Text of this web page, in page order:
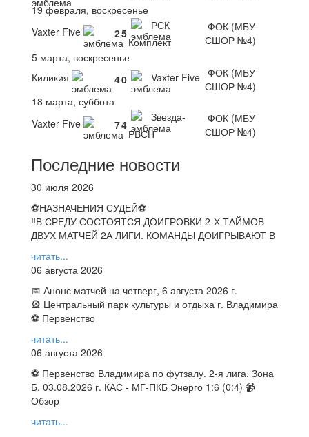
19 февраля, воскресенье
Vaxter Five
25
РСК
Комплект
ФОК (МБУ
СШОР №4)
5 марта, воскресенье
Киликия
40 Vaxter Five ФОК (МБУ
СШОР №4)
18 марта, суббота
Vaxter Five
74
Звезда-
РВСН
ФОК (МБУ
СШОР №4)
Последние новости
30 июля 2026
⚽НАЗНАЧЕНИЯ СУДЕЙ⚽
‼В СРЕДУ СОСТОЯТСЯ ДОИГРОВКИ 2-Х ТАЙМОВ
ДВУХ МАТЧЕЙ 2А ЛИГИ. КОМАНДЫ ДОИГРЫВАЮТ В
читать...
06 августа 2026
📅 Анонс матчей на четверг, 6 августа 2026 г.
🎡 Центральный парк культуры и отдыха г. Владимира
⚽ Первенство
читать...
06 августа 2026
⚽ Первенство Владимира по футзалу. 2-я лига. Зона
Б. 03.08.2026 г. КАС - МГ-ПКБ Энерго 1:6 (0:4) 📹
Обзор
читать...